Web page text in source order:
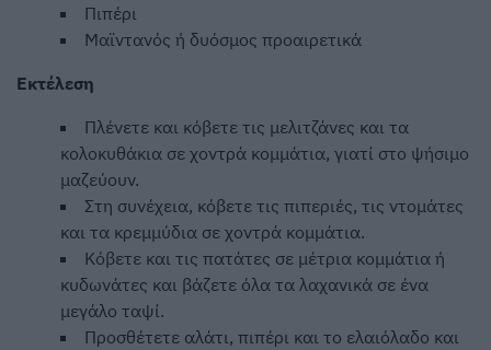
Πιπέρι
Μαϊντανός ή δυόσμος προαιρετικά
Εκτέλεση
Πλένετε και κόβετε τις μελιτζάνες και τα
κολοκυθάκια σε χοντρά κομμάτια, γιατί στο ψήσιμο
μαζεύουν.
Στη συνέχεια, κόβετε τις πιπεριές, τις ντομάτες
και τα κρεμμύδια σε χοντρά κομμάτια.
Κόβετε και τις πατάτες σε μέτρια κομμάτια ή
κυδωνάτες και βάζετε όλα τα λαχανικά σε ένα
μεγάλο ταψί.
Προσθέτετε αλάτι, πιπέρι και το ελαιόλαδο και